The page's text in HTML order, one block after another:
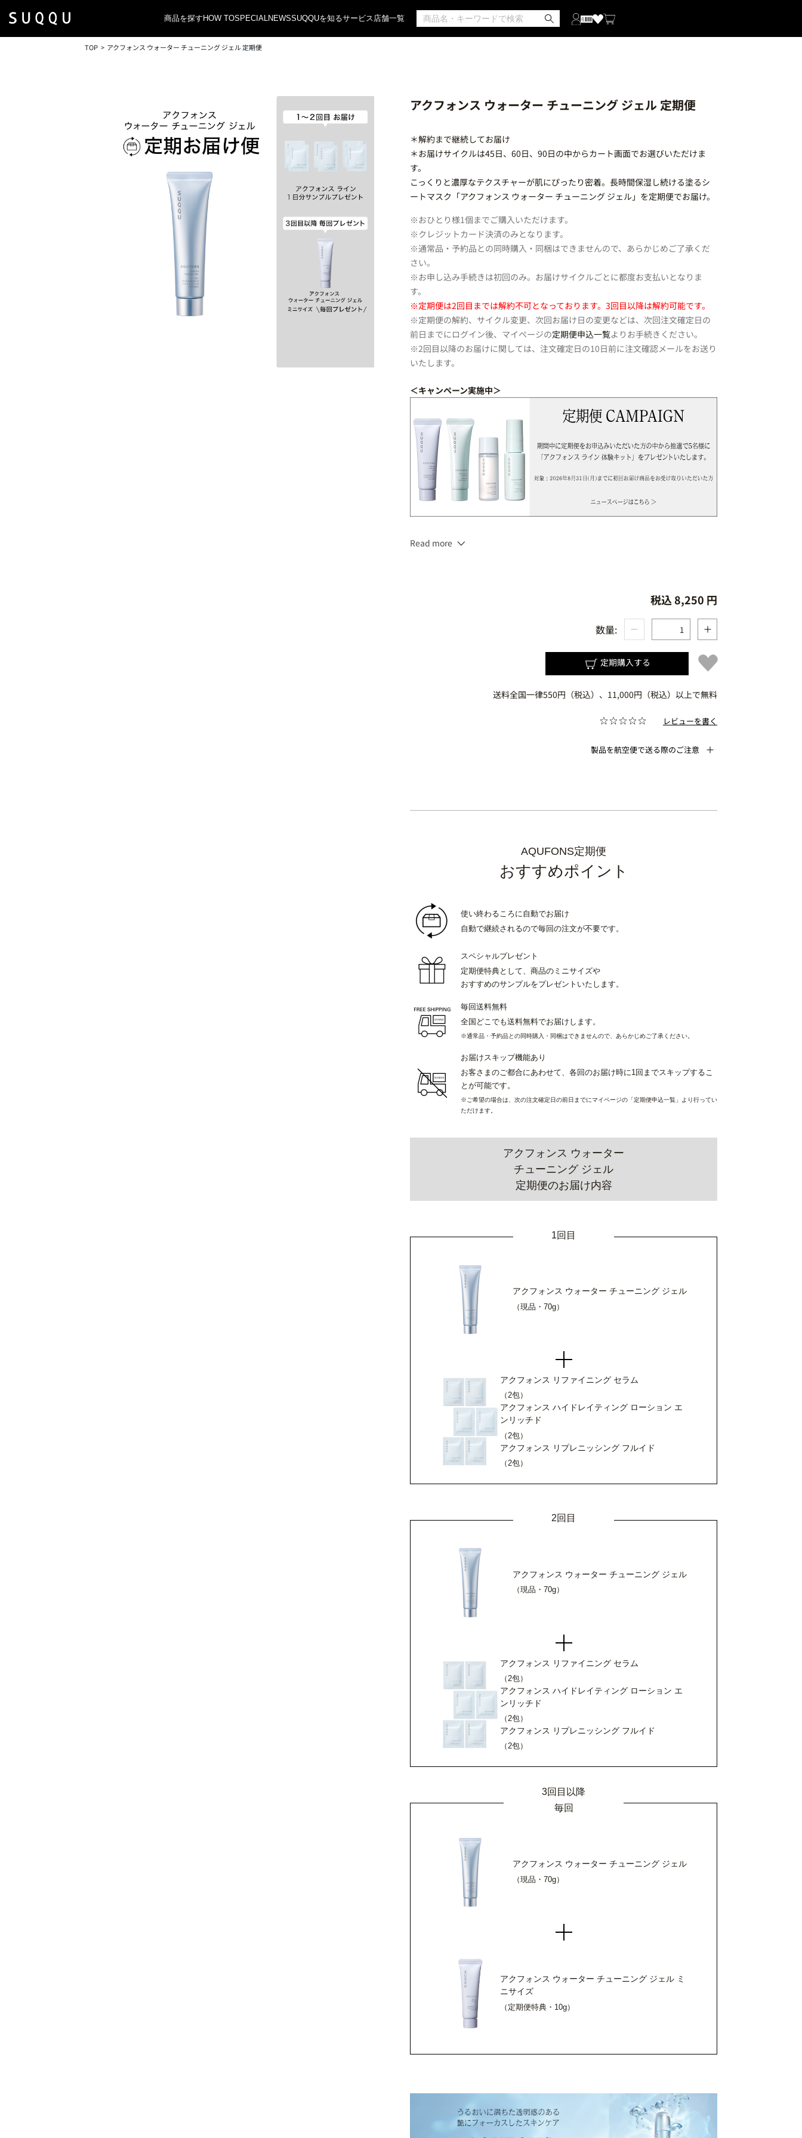
商品を探す HOW TOSPECIALNEWSSUQQUを知るサービス店舗一覧
TOP アクフォンス ウォーター チューニング ジェル 定期便
アクフォンス ウォーター チューニング ジェル 定期便
＊解約まで継続してお届け
＊お届けサイクルは45日、60日、90日の中からカート画面でお選びいただけま
す。
こっくりと濃厚なテクスチャーが肌にぴったり密着。長時間保湿し続ける塗るシ
ートマスク「アクフォンス ウォーター チューニング ジェル」を定期便でお届け。
※おひとり様1個までご購入いただけます。
※クレジットカード決済のみとなります。
※通常品・予約品との同時購入・同梱はできませんので、あらかじめご了承くだ
さい。
※お申し込み手続きは初回のみ。お届けサイクルごとに都度お支払いとなりま
す。
※定期便は2回目までは解約不可となっております。3回目以降は解約可能です。
※定期便の解約、サイクル変更、次回お届け日の変更などは、次回注文確定日の
前日までにログイン後、マイページの定期便申込一覧よりお手続きください。
※2回目以降のお届けに関しては、注文確定日の10日前に注文確認メールをお送り
いたします。
＜キャンペーン実施中＞
アクフォンス ハイドレイティング ローション エンリッチド
アクフォンス リプレニッシング フルイド
Read more
税込 8,250 円
数量:
定期購入する
送料全国一律550円（税込）、11,000円（税込）以上で無料
レビューを書く
製品を航空便で送る際のご注意
AQUFONS定期便
おすすめポイント
使い終わるころに自動でお届け
自動で継続されるので毎回の注文が不要です。
スペシャルプレゼント
定期便特典として、商品のミニサイズや
おすすめのサンプルをプレゼントいたします。
毎回送料無料
全国どこでも送料無料でお届けします。
※通常品・予約品との同時購入・同梱はできませんので、あらかじめご了承ください。
お届けスキップ機能あり
お客さまのご都合にあわせて、各回のお届け時に1回までスキップするこ
とが可能です。
※ご希望の場合は、次の注文確定日の前日までにマイページの「定期便申込一覧」より行ってい
ただけます。
アクフォンス ウォーター
チューニング ジェル
定期便のお届け内容
1回目
アクフォンス ウォーター チューニング ジェル
（現品・70g）
アクフォンス リファイニング セラム
（2包）
アクフォンス ハイドレイティング ローション エ
ンリッチド
（2包）
アクフォンス リプレニッシング フルイド
（2包）
2回目
アクフォンス ウォーター チューニング ジェル
（現品・70g）
アクフォンス リファイニング セラム
（2包）
アクフォンス ハイドレイティング ローション エ
ンリッチド
（2包）
アクフォンス リプレニッシング フルイド
（2包）
3回目以降
毎回
アクフォンス ウォーター チューニング ジェル
（現品・70g）
アクフォンス ウォーター チューニング ジェル ミ
ニサイズ
（定期便特典・10g）